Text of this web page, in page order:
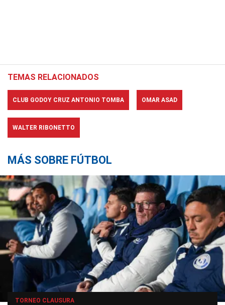
TEMAS RELACIONADOS
CLUB GODOY CRUZ ANTONIO TOMBA OMAR ASAD
WALTER RIBONETTO
MÁS SOBRE FÚTBOL
TORNEO CLAUSURA